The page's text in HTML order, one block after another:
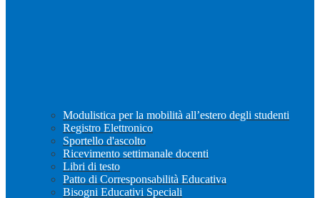
Modulistica per la mobilità all’estero degli studenti
Registro Elettronico
Sportello d'ascolto
Ricevimento settimanale docenti
Libri di testo
Patto di Corresponsabilità Educativa
Bisogni Educativi Speciali